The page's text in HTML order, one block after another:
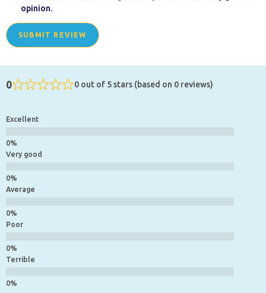
opinion.
SUBMIT REVIEW
0 0 out of 5 stars (based on 0 reviews)
Excellent
Very good
Average
Poor
Terrible